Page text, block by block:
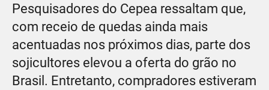
Pesquisadores do Cepea ressaltam que,
com receio de quedas ainda mais
acentuadas nos próximos dias, parte dos
sojicultores elevou a oferta do grão no
Brasil. Entretanto, compradores estiveram